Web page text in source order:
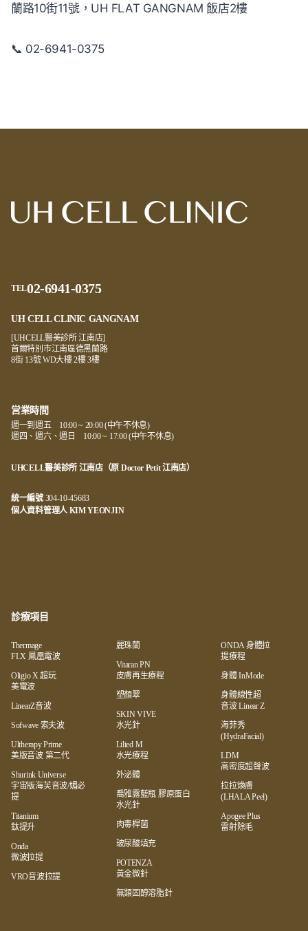
蘭路10街11號，UH FLAT GANGNAM 飯店2樓
📞 02-6941-0375
TEL02-6941-0375
UH CELL CLINIC GANGNAM
[UHCELL醫美診所 江南店]
首爾特別市江南區德黑蘭路
8街 13號 WD大樓 2樓 3樓
営業時間
週一到週五 10:00 ~ 20:00 (中午不休息)
週四、週六、週日 10:00 ~ 17:00 (中午不休息)
UHCELL醫美診所 江南店（原 Doctor Petit 江南店）
統一編號 304-10-45683
個人資料管理人 KIM YEONJIN
診療項目
Thermage
FLX 鳳凰電波
Oligio X 超玩
美電波
LinearZ音波
Sofwave 索夫波
Ultherapy Prime
美版音波 第二代
Shurink Universe
宇宙版海芙音波/媚必
提
Titanium
鈦提升
Onda
微波拉提
VRO音波拉提
麗珠蘭
Vitaran PN
皮膚再生療程
塑顏翠
SKIN VIVE
水光針
Lilied M
水光療程
外泌體
喬雅露藍瓶 膠原蛋白
水光針
肉毒桿菌
玻尿酸填充
POTENZA
黃金微針
無類固醇溶脂針
ONDA 身體拉
提療程
身體 InMode
身體線性超
音波 Linear Z
海菲秀
(HydraFacial)
LDM
高密度超聲波
拉拉煥膚
(LHALA Peel)
Apogee Plus
雷射除毛